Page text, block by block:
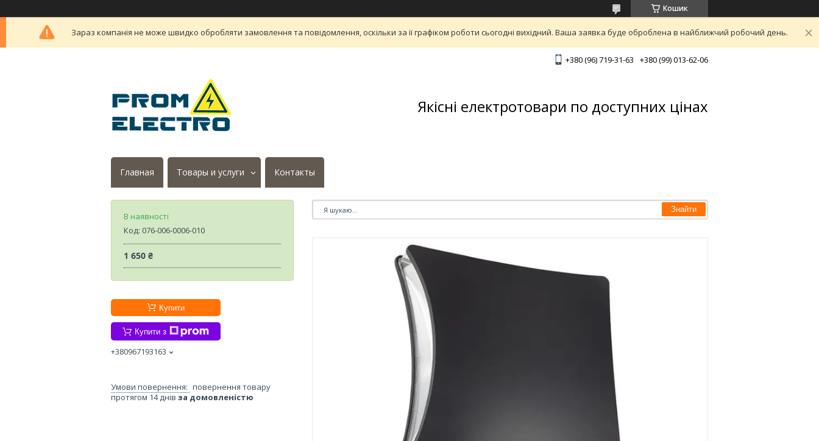
Кошик
Зараз компанія не може швидко обробляти замовлення та повідомлення, оскільки за її графіком роботи сьогодні вихідний. Ваша заявка буде оброблена в найближчий робочий день.
+380 (96) 719-31-63 +380 (99) 013-62-06
Якісні електротовари по доступних цінах
Главная Товары и услуги Контакты
Знайти
В наявності
Код: 076-006-0006-010
1 650 ₴
Купити
Купити з
+380967193163
повернення товару
протягом 14 днів за домовленістю